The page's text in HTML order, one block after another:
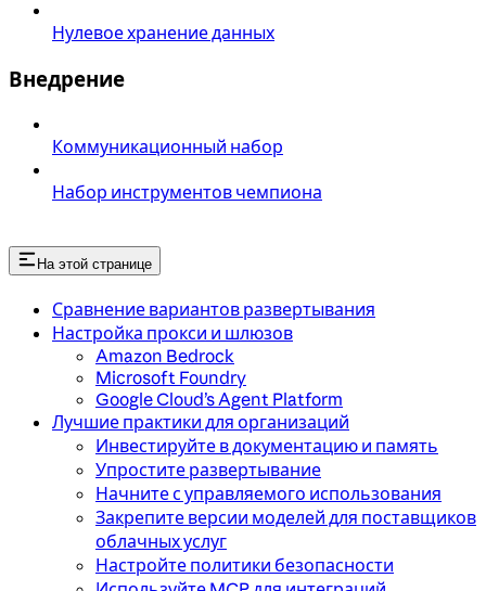
Нулевое хранение данных
Внедрение
Коммуникационный набор
Набор инструментов чемпиона
На этой странице
Сравнение вариантов развертывания
Настройка прокси и шлюзов
Amazon Bedrock
Microsoft Foundry
Google Cloud’s Agent Platform
Лучшие практики для организаций
Инвестируйте в документацию и память
Упростите развертывание
Начните с управляемого использования
Закрепите версии моделей для поставщиков
облачных услуг
Настройте политики безопасности